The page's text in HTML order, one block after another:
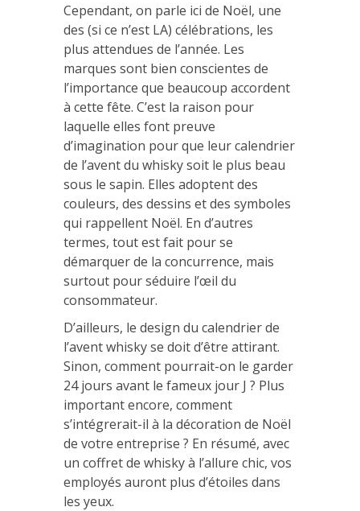
Cependant, on parle ici de Noël, une
des (si ce n’est LA) célébrations, les
plus attendues de l’année. Les
marques sont bien conscientes de
l’importance que beaucoup accordent
à cette fête. C’est la raison pour
laquelle elles font preuve
d’imagination pour que leur calendrier
de l’avent du whisky soit le plus beau
sous le sapin. Elles adoptent des
couleurs, des dessins et des symboles
qui rappellent Noël. En d’autres
termes, tout est fait pour se
démarquer de la concurrence, mais
surtout pour séduire l’œil du
consommateur.
D’ailleurs, le design du calendrier de
l’avent whisky se doit d’être attirant.
Sinon, comment pourrait-on le garder
24 jours avant le fameux jour J ? Plus
important encore, comment
s’intégrerait-il à la décoration de Noël
de votre entreprise ? En résumé, avec
un coffret de whisky à l’allure chic, vos
employés auront plus d’étoiles dans
les yeux.